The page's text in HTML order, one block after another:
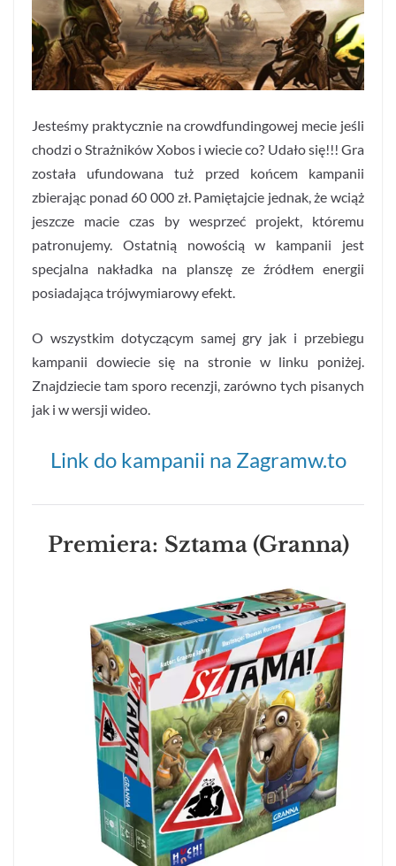
Jesteśmy praktycznie na crowdfundingowej mecie jeśli
chodzi o Strażników Xobos i wiecie co? Udało się!!! Gra
została ufundowana tuż przed końcem kampanii
zbierając ponad 60 000 zł. Pamiętajcie jednak, że wciąż
jeszcze macie czas by wesprzeć projekt, któremu
patronujemy. Ostatnią nowością w kampanii jest
specjalna nakładka na planszę ze źródłem energii
posiadająca trójwymiarowy efekt.
O wszystkim dotyczącym samej gry jak i przebiegu
kampanii dowiecie się na stronie w linku poniżej.
Znajdziecie tam sporo recenzji, zarówno tych pisanych
jak i w wersji wideo.
Link do kampanii na Zagramw.to
Premiera: Sztama (Granna)